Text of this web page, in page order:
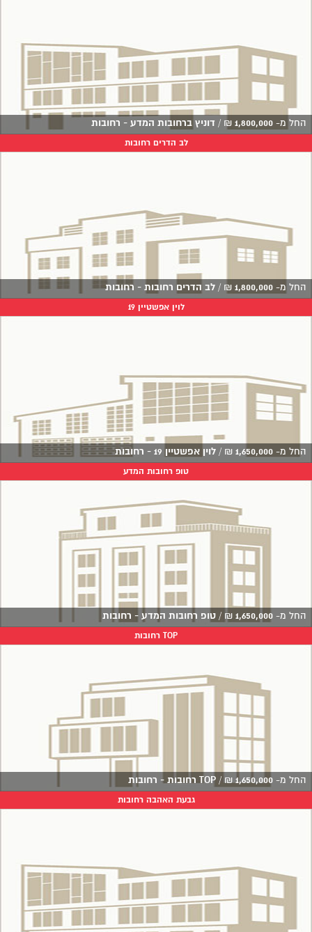
החל מ- 1,800,000
₪
/ דוניץ ברחובות המדע - רחובות
לב הדרים רחובות
החל מ- 1,800,000
₪
/ לב הדרים רחובות - רחובות
לוין אפשטיין 19
החל מ- 1,650,000
₪
/ לוין אפשטיין 19 - רחובות
טופ רחובות המדע
החל מ- 1,650,000
₪
/ טופ רחובות המדע - רחובות
TOP רחובות
החל מ- 1,650,000
₪
/ TOP רחובות - רחובות
גבעת האהבה רחובות